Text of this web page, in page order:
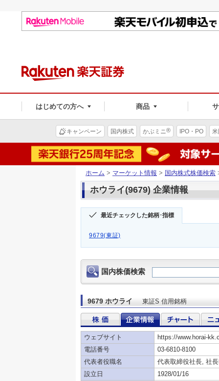
はじめての方へ 商品
キャンペーン 国内株式 かぶミニ® IPO・PO
ホーム > マーケット情報 > 国内株式株価検索
ホウライ(9679) 企業情報
最近チェックした銘柄･指標
9679(東証)